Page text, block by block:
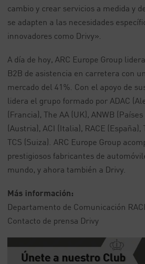
cambio y crear servicios a medida y
se adapten a las necesidades
innovadores como Drivy».
A día de hoy, ARC Europe Group
B2B de asistencia en carretera con
mercado del 41%. Con el apoyo de
lidera el grupo formado por ADAC
(Francia), The AA (UK), ANWB (Países
(Austria), ACI (Italia), RACE (España),
TCS (Suiza). ARC Europe Group
prestigiosos fabricantes de
mundo, y ahora también a Drivy.
Más información:
Departamento de Comunicación
Contacto de prensa Drivy